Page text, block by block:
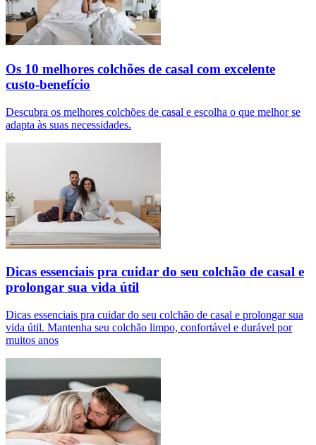
Os 10 melhores colchões de casal com excelente
custo-benefício
Descubra os melhores colchões de casal e escolha o que melhor se
adapta às suas necessidades.
Dicas essenciais pra cuidar do seu colchão de casal e
prolongar sua vida útil
Dicas essenciais pra cuidar do seu colchão de casal e prolongar sua
vida útil. Mantenha seu colchão limpo, confortável e durável por
muitos anos